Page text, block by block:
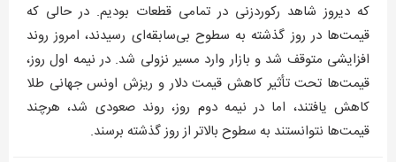
که دیروز شاهد رکوردزنی در تمامی قطعات بودیم. در حالی که
قیمت‌ها در روز گذشته به سطوح بی‌سابقه‌ای رسیدند، امروز روند
افزایشی متوقف شد و بازار وارد مسیر نزولی شد. در نیمه اول روز،
قیمت‌ها تحت تأثیر کاهش قیمت دلار و ریزش اونس جهانی طلا
کاهش یافتند، اما در نیمه دوم روز، روند صعودی شد، هرچند
قیمت‌ها نتوانستند به سطوح بالاتر از روز گذشته برسند.